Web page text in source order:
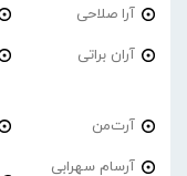
آرا صلاحی
آران براتی
آرت‌من
آرسام سهرابی